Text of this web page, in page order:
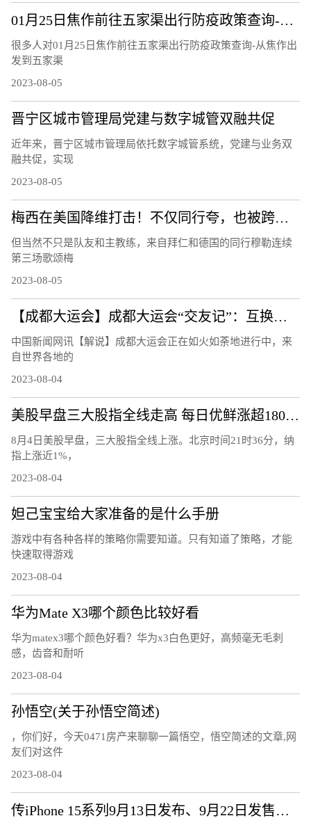
01月25日焦作前往五家渠出行防疫政策查询-从焦作出发到五家渠的防疫政策
很多人对01月25日焦作前往五家渠出行防疫政策查询-从焦作出
发到五家渠
2023-08-05
晋宁区城市管理局党建与数字城管双融共促
近年来，晋宁区城市管理局依托数字城管系统，党建与业务双
融共促，实现
2023-08-05
梅西在美国降维打击！不仅同行夸，也被跨界名人们歌颂！
但当然不只是队友和主教练，来自拜仁和德国的同行穆勒连续
第三场歌颂梅
2023-08-05
【成都大运会】成都大运会“交友记”：互换徽章成潮流
中国新闻网讯【解说】成都大运会正在如火如荼地进行中，来
自世界各地的
2023-08-04
美股早盘三大股指全线走高 每日优鲜涨超180%触发熔断
8月4日美股早盘，三大股指全线上涨。北京时间21时36分，纳
指上涨近1%，
2023-08-04
妲己宝宝给大家准备的是什么手册
游戏中有各种各样的策略你需要知道。只有知道了策略，才能
快速取得游戏
2023-08-04
华为Mate X3哪个颜色比较好看
华为matex3哪个颜色好看？华为x3白色更好，高频毫无毛刺
感，齿音和耐听
2023-08-04
孙悟空(关于孙悟空简述)
，你们好，今天0471房产来聊聊一篇悟空，悟空简述的文章,网
友们对这件
2023-08-04
传iPhone 15系列9月13日发布、9月22日发售：7大升级、或售5999元起